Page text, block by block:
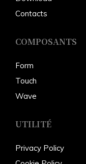
Contacts
COMPOSANTS
Form
Touch
Wave
UTILITÉ
Privacy Policy